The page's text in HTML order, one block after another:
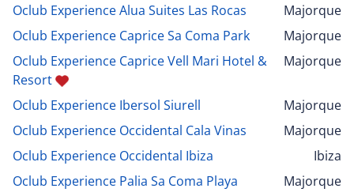
Oclub Experience Alua Suites Las Rocas
Majorque
Oclub Experience Caprice Sa Coma Park
Majorque
Oclub Experience Caprice Vell Mari Hotel &
Resort
Majorque
Oclub Experience Ibersol Siurell
Majorque
Oclub Experience Occidental Cala Vinas
Majorque
Oclub Experience Occidental Ibiza
Ibiza
Oclub Experience Palia Sa Coma Playa
Majorque